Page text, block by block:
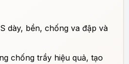
dày, bền, chống va đập và
chống trầy hiệu quả, tạo